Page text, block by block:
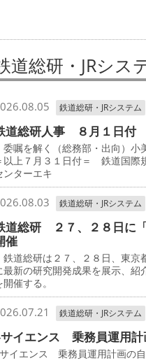
道総研・JRシス
鉄道総研・JRシステム
道総研人事 ８月１日付
委嘱を解く（総務部・出向）小
以上７月３１日付＝ 鉄道国際
ンターエキ
鉄道総研・JRシステム
道総研 ２７、２８日に
催
鉄道総研は２７、２８日、東京
最新の研究開発成果を展示、紹
開催する。
鉄道総研・JRシステム
イエンス 乗務員運用計
イエンス 乗務員運用計画の